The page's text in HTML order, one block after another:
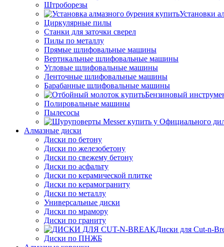
Штроборезы
Установки
Циркулярные пилы
Станки для заточки сверел
Пилы по металлу
Прямые шлифовальные машины
Вертикальные шлифовальные машины
Угловые шлифовальные машины
Ленточные шлифовальные машины
Барабанные шлифовальные машины
Бензиновый
Полировальные машины
Пылесосы
Алмазные диски
Диски по бетону
Диски по железобетону
Диски по свежему бетону
Диски по асфальту
Диски по керамической плитке
Диски по керамограниту
Диски по металлу
Универсальные диски
Диски по мрамору
Диски по граниту
Диски для Cut-n-
Диски по ПНЖБ